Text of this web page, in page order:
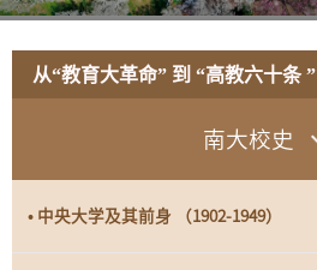
从“教育大革命” 到 “高教六十条 ”
南大校史
• 中央大学及其前身 （1902-1949）